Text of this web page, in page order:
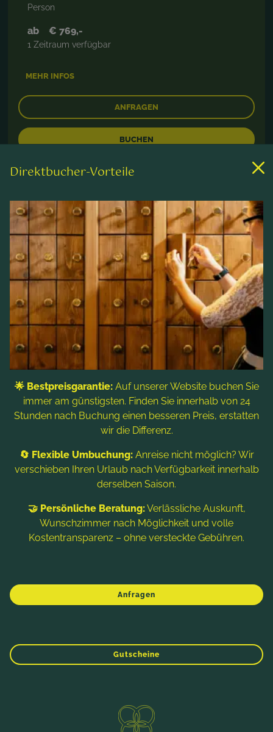
Person
ab € 769,-
1 Zeitraum verfügbar
MEHR INFOS
ANFRAGEN
BUCHEN
Wie bewegt sich das Bike?
geführte Touren mit erfahrenen Guides mehrmals die
Woche zB: E-Mountainbike-Panoramatour,
Techniktraining, Erlebnistour am Flow Country Trail
ab€ 444,-
1 Zeitraum verfügbar
ANFRAGEN
Direktbucher-Vorteile
🌟 Bestpreisgarantie:Auf unserer Website buchen Sie
immer am günstigsten. Finden Sie innerhalb von 24
Stunden nach Buchung einen besseren Preis, erstatten
wir die Differenz.
🔄 Flexible Umbuchung:Anreise nicht möglich? Wir
verschieben Ihren Urlaub nach Verfügbarkeit innerhalb
derselben Saison.
🤝 Persönliche Beratung:Verlässliche Auskunft,
Wunschzimmer nach Möglichkeit und volle
Kostentransparenz – ohne versteckte Gebühren.
Anfragen
Gutscheine